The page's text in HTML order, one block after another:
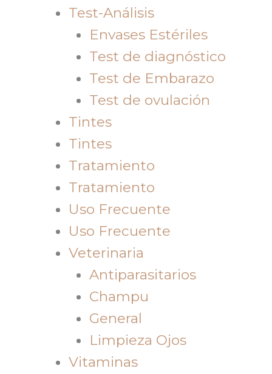
Test-Análisis
Envases Estériles
Test de diagnóstico
Test de Embarazo
Test de ovulación
Tintes
Tintes
Tratamiento
Tratamiento
Uso Frecuente
Uso Frecuente
Veterinaria
Antiparasitarios
Champu
General
Limpieza Ojos
Vitaminas